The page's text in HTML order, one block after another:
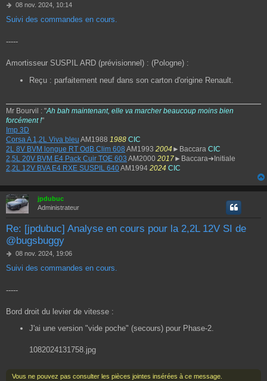
M
s
08 nov. 2024, 10:14
Suivi des commandes en cours.
-----
Amortisseur SUSPIL ARD (prévisionnel) : (Pologne) :
Reçu : parfaitement neuf dans son carton d'origine Renault.
Mr Bourvil : "Ah bah maintenant, elle va marcher beaucoup moins bien
forcément !"
Imp 3D
Corsa A 1,2L Viva bleu AM1988 1988 CIC
2L 8V BVM longue RT OdB Clim 608 AM1993 2004 ►Baccara CIC
2,5L 20V BVM E4 Pack Cuir TOE 603 AM2000 2017►Baccara➔Initiale
2,2L 12V BVA E4 RXE SUSPIL 640AM1994 2024 CIC
jpdubuc
Administrateur
Re: [jpdubuc] Analyse en cours pour la 2,2L 12V SI de
@bugsbuggy
M
s
08 nov. 2024, 19:06
Suivi des commandes en cours.
-----
Bord droit du levier de vitesse :
J'ai une version "vide poche" (secours) pour Phase-2.
1082024131758.jpg
Vous ne pouvez pas consulter les pièces jointes insérées à ce message.